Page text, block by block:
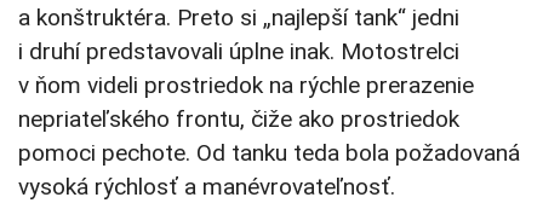
a konštruktéra. Preto si „najlepší tank“ jedni
i druhí predstavovali úplne inak. Motostrelci
v ňom videli prostriedok na rýchle prerazenie
nepriateľského frontu, čiže ako prostriedok
pomoci pechote. Od tanku teda bola požadovaná
vysoká rýchlosť a manévrovateľnosť.